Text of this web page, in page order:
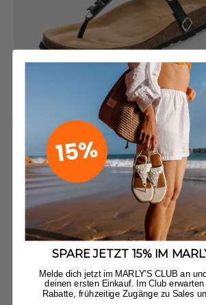
Majestic Moon - Casual Cork Black
Regulärer Preis
€79,90
Animal Print - Leo
City Gloss - Black
+6
Jetzt Entdecken
SPARE JETZT 15% IM
Melde dich jetzt im MARLY'S CLUB an
deinen ersten Einkauf. Im Club
Rabatte, frühzeitige Zugänge zu Sales